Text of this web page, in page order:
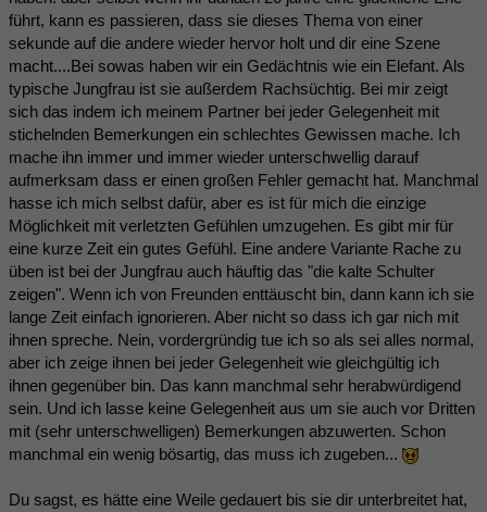
führt, kann es passieren, dass sie dieses Thema von einer
sekunde auf die andere wieder hervor holt und dir eine Szene
macht....Bei sowas haben wir ein Gedächtnis wie ein Elefant. Als
typische Jungfrau ist sie außerdem Rachsüchtig. Bei mir zeigt
sich das indem ich meinem Partner bei jeder Gelegenheit mit
stichelnden Bemerkungen ein schlechtes Gewissen mache. Ich
mache ihn immer und immer wieder unterschwellig darauf
aufmerksam dass er einen großen Fehler gemacht hat. Manchmal
hasse ich mich selbst dafür, aber es ist für mich die einzige
Möglichkeit mit verletzten Gefühlen umzugehen. Es gibt mir für
eine kurze Zeit ein gutes Gefühl. Eine andere Variante Rache zu
üben ist bei der Jungfrau auch häuftig das "die kalte Schulter
zeigen". Wenn ich von Freunden enttäuscht bin, dann kann ich sie
lange Zeit einfach ignorieren. Aber nicht so dass ich gar nich mit
ihnen spreche. Nein, vordergründig tue ich so als sei alles normal,
aber ich zeige ihnen bei jeder Gelegenheit wie gleichgültig ich
ihnen gegenüber bin. Das kann manchmal sehr herabwürdigend
sein. Und ich lasse keine Gelegenheit aus um sie auch vor Dritten
mit (sehr unterschwelligen) Bemerkungen abzuwerten. Schon
manchmal ein wenig bösartig, das muss ich zugeben...
Du sagst, es hätte eine Weile gedauert bis sie dir unterbreitet hat,